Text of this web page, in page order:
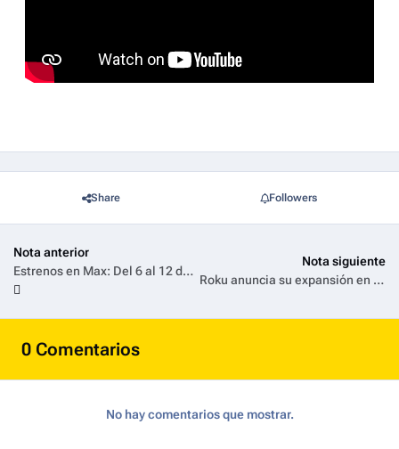
Share Followers
Nota anterior
Estrenos en Max: Del 6 al 12 de abril
Nota siguiente
Roku anuncia su expansión en Argentina
0 Comentarios
No hay comentarios que mostrar.